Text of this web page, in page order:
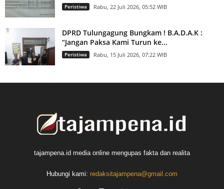
Peristiwa Rabu, 22 Juli 2026, 05:52 WIB
DPRD Tulungagung Bungkam ! B.A.D.A.K :
“Jangan Paksa Kami Turun ke...
Peristiwa Rabu, 15 Juli 2026, 07:22 WIB
tajampena.id media online mengupas fakta dan realita
Hubungi kami: redaksitajampena@gmail.com